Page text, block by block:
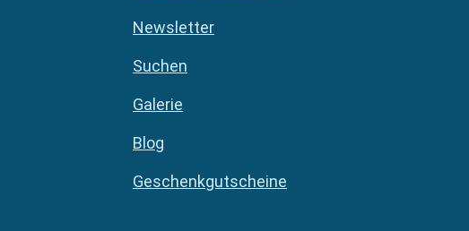
Newsletter
Suchen
Galerie
Blog
Geschenkgutscheine